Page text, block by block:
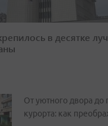
в десятке
От уютного двора
курорта: как